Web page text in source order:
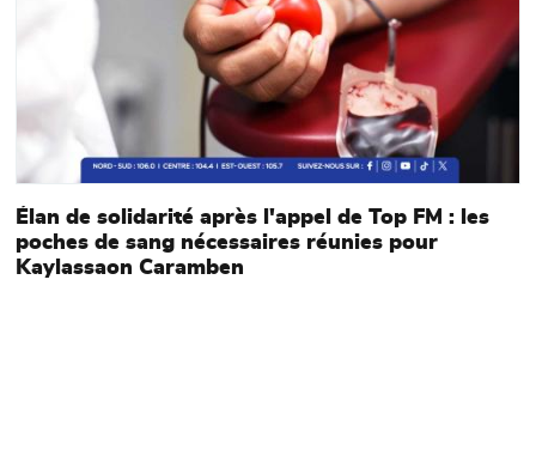
Élan de solidarité après l'appel de Top FM : les
poches de sang nécessaires réunies pour
Kaylassaon Caramben